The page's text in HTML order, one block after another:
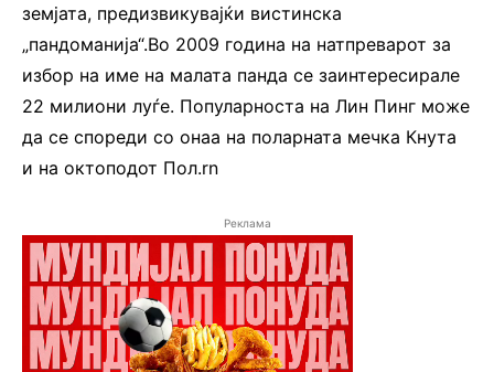
земјата, предизвикувајќи вистинска
„пандоманија“.Во 2009 година на натпреварот за
избор на име на малата панда се заинтересирале
22 милиони луѓе. Популарноста на Лин Пинг може
да се спореди со онаа на поларната мечка Кнута
и на октоподот Пол.rn
Реклама